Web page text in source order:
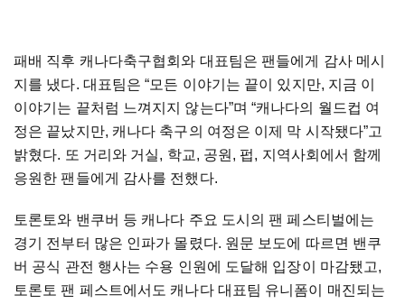
패배 직후 캐나다축구협회와 대표팀은 팬들에게 감사 메시
지를 냈다. 대표팀은 “모든 이야기는 끝이 있지만, 지금 이
이야기는 끝처럼 느껴지지 않는다”며 “캐나다의 월드컵 여
정은 끝났지만, 캐나다 축구의 여정은 이제 막 시작됐다”고
밝혔다. 또 거리와 거실, 학교, 공원, 펍, 지역사회에서 함께
응원한 팬들에게 감사를 전했다.
토론토와 밴쿠버 등 캐나다 주요 도시의 팬 페스티벌에는
경기 전부터 많은 인파가 몰렸다. 원문 보도에 따르면 밴쿠
버 공식 관전 행사는 수용 인원에 도달해 입장이 마감됐고,
토론토 팬 페스트에서도 캐나다 대표팀 유니폼이 매진되는